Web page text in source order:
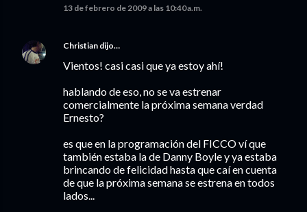
13 de febrero de 2009 a las 10:40 a.m.
Christian dijo…
Vientos! casi casi que ya estoy ahí!
hablando de eso, no se va estrenar
comercialmente la próxima semana verdad
Ernesto?
es que en la programación del FICCO ví que
también estaba la de Danny Boyle y ya estaba
brincando de felicidad hasta que caí en cuenta
de que la próxima semana se estrena en todos
lados...